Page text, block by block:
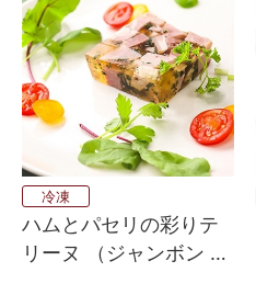
冷凍
ハムとパセリの彩りテ
リーヌ （ジャンボン ペ